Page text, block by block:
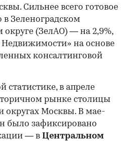
Сильнее всего готовое
Зеленоградском
(ЗелАО) — на 2,9%,
Недвижимости» на основе
консалтинговой
статистике, в апреле
рынке столицы
округах Москвы. В мае-
было зафиксировано
— в Центральном